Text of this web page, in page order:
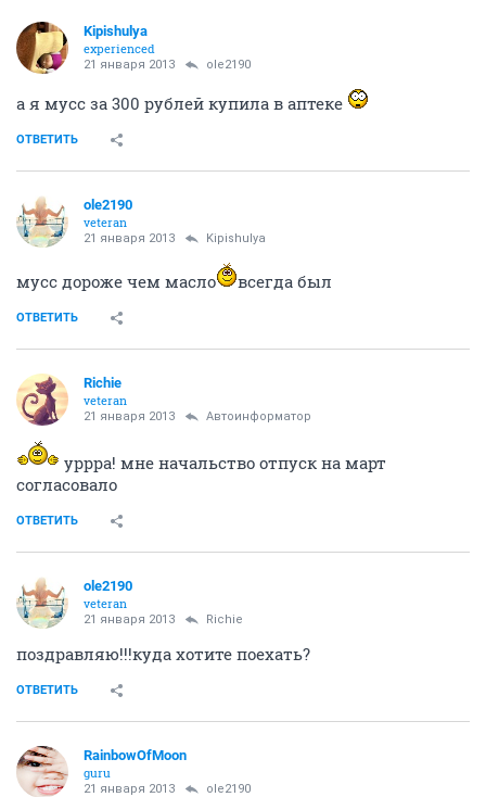
Kipishulyа
experienced
21 января 2013 ole2190
а я мусс за 300 рублей купила в аптеке
ОТВЕТИТЬ
ole2190
veteran
21 января 2013 Kipishulyа
мусс дороже чем масло всегда был
ОТВЕТИТЬ
Richie
veteran
21 января 2013 Автоинформатор
уррра! мне начальство отпуск на март
согласовало
ОТВЕТИТЬ
ole2190
veteran
21 января 2013 Richie
поздравляю!!!куда хотите поехать?
ОТВЕТИТЬ
RainbowOfMoon
guru
21 января 2013 ole2190